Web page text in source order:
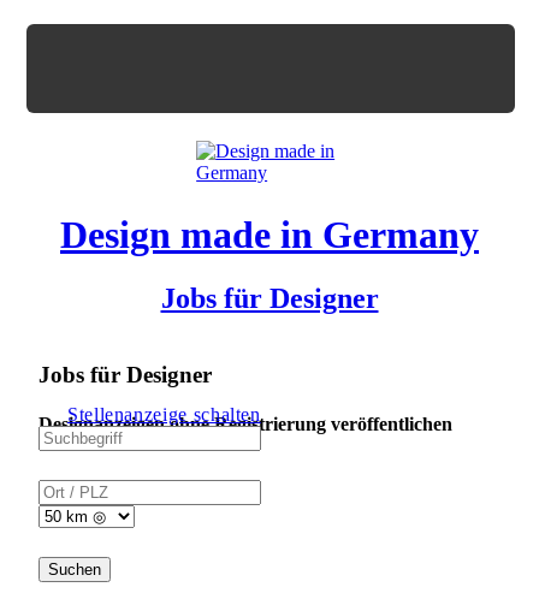
Design made in Germany
Jobs für Designer
Jobs für Designer
Designanzeigen ohne Registrierung veröffentlichen
Stellenanzeige schalten